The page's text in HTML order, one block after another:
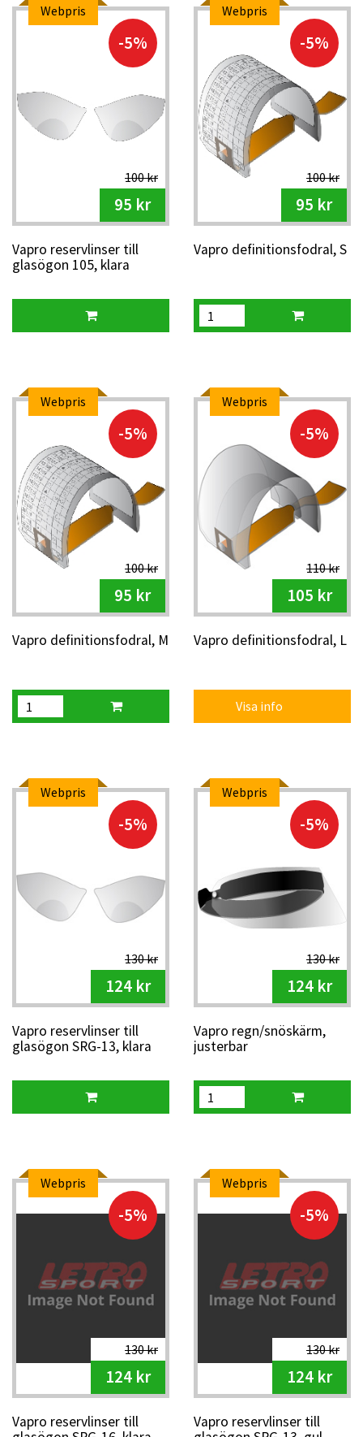
Webpris
-5%
100 kr
95 kr
Vapro reservlinser till
glasögon 105, klara
Webpris
-5%
100 kr
95 kr
Vapro definitionsfodral, S
Webpris
-5%
100 kr
95 kr
Vapro definitionsfodral, M
Webpris
-5%
110 kr
105 kr
Vapro definitionsfodral, L
Visa info
Webpris
-5%
130 kr
124 kr
Vapro reservlinser till
glasögon SRG-13, klara
Webpris
-5%
130 kr
124 kr
Vapro regn/snöskärm,
justerbar
Webpris
-5%
130 kr
124 kr
Vapro reservlinser till
Webpris
-5%
130 kr
124 kr
Vapro reservlinser till